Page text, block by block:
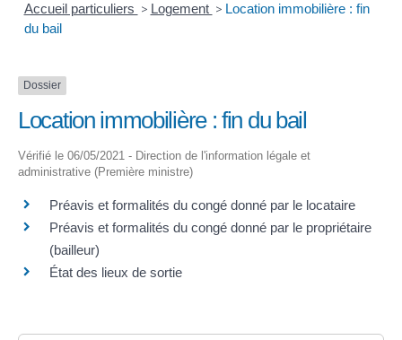
Accueil particuliers > Logement > Location immobilière : fin
du bail
Dossier
Location immobilière : fin du bail
Vérifié le 06/05/2021 - Direction de l'information légale et
administrative (Première ministre)
Préavis et formalités du congé donné par le locataire
Préavis et formalités du congé donné par le propriétaire
(bailleur)
État des lieux de sortie